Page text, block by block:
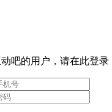
吧的用户，请在此登录